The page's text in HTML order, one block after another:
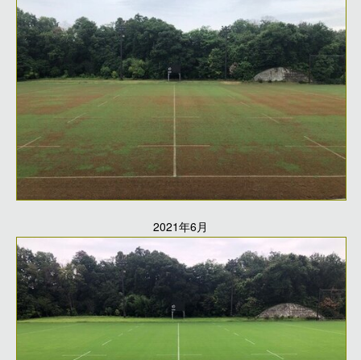
2021年6月